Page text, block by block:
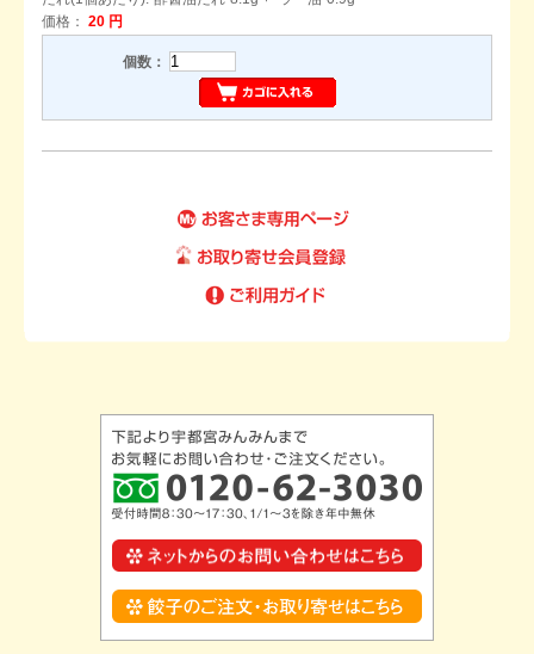
価格： 20 円
個数：